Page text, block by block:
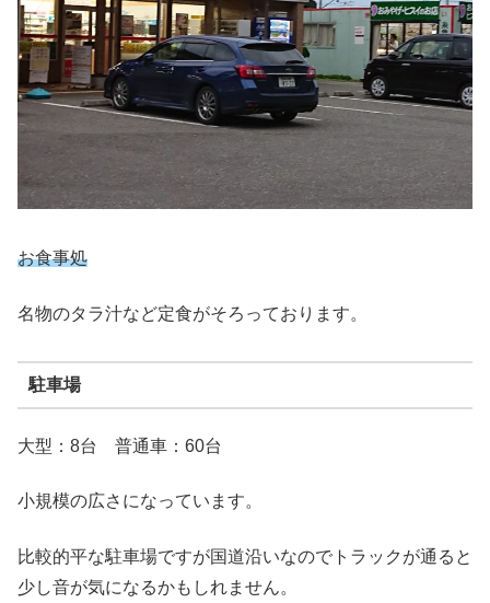
お食事処
名物のタラ汁など定食がそろっております。
駐車場
大型：8台 普通車：60台
小規模の広さになっています。
比較的平な駐車場ですが国道沿いなのでトラックが通ると
少し音が気になるかもしれません。